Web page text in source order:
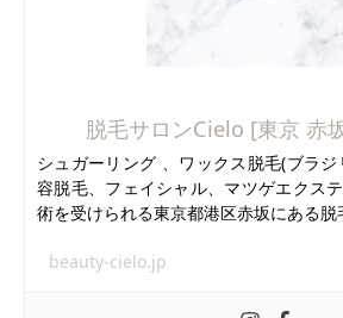
脱毛サロンCielo [東京 赤
シュガーリング 、ワックス脱毛(ブラ
容脱毛、フェイシャル、マツゲエクス
術を受けられる東京都港区赤坂にある脱
beauty-cielo.jp